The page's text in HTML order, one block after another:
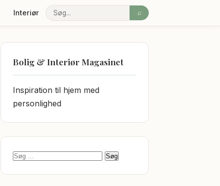
Interiør
Søg
⌕
Bolig & Interiør Magasinet
Inspiration til hjem med
personlighed
Søg efter: